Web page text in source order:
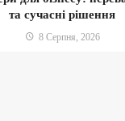
та сучасні рішення
8 Серпня, 2026